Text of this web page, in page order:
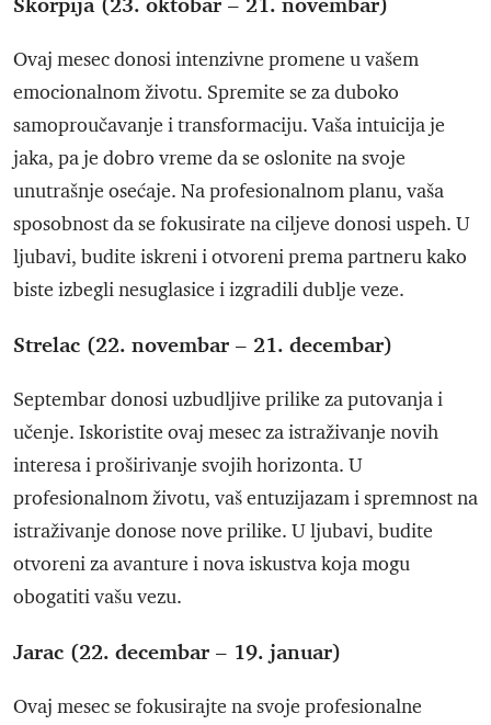
Ovaj mesec donosi intenzivne promene u vašem
emocionalnom životu. Spremite se za duboko
samoproučavanje i transformaciju. Vaša intuicija je
jaka, pa je dobro vreme da se oslonite na svoje
unutrašnje osećaje. Na profesionalnom planu, vaša
sposobnost da se fokusirate na ciljeve donosi uspeh. U
ljubavi, budite iskreni i otvoreni prema partneru kako
biste izbegli nesuglasice i izgradili dublje veze.
Strelac (22. novembar – 21. decembar)
Septembar donosi uzbudljive prilike za putovanja i
učenje. Iskoristite ovaj mesec za istraživanje novih
interesa i proširivanje svojih horizonta. U
profesionalnom životu, vaš entuzijazam i spremnost na
istraživanje donose nove prilike. U ljubavi, budite
otvoreni za avanture i nova iskustva koja mogu
obogatiti vašu vezu.
Jarac (22. decembar – 19. januar)
Ovaj mesec se fokusirajte na svoje profesionalne